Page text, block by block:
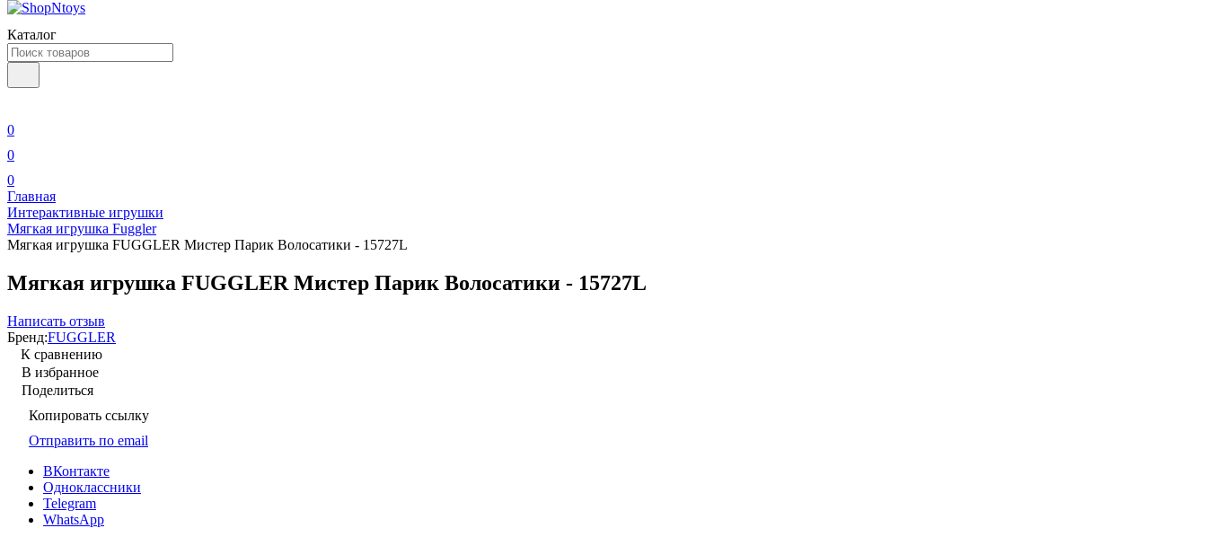
Каталог
0
0
0
Главная
Интерактивные игрушки
Мягкая игрушка Fuggler
Мягкая игрушка FUGGLER Мистер Парик Волосатики - 15727L
Мягкая игрушка FUGGLER Мистер Парик Волосатики - 15727L
Написать отзыв
Бренд:FUGGLER
К сравнению
В избранное
Поделиться
Копировать ссылку
Отправить по email
ВКонтакте
Одноклассники
Telegram
WhatsApp